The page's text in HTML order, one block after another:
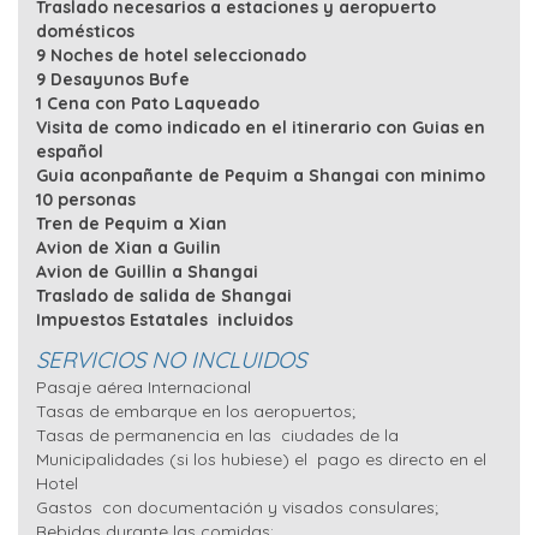
Traslado necesarios a estaciones y aeropuerto
domésticos
9 Noches de hotel seleccionado
9 Desayunos Bufe
1 Cena con Pato Laqueado
Visita de como indicado en el itinerario con Guias en
español
Guia aconpañante de Pequim a Shangai con minimo
10 personas
Tren de Pequim a Xian
Avion de Xian a Guilin
Avion de Guillin a Shangai
Traslado de salida de Shangai
Impuestos Estatales incluidos
SERVICIOS NO INCLUIDOS
Pasaje aérea Internacional
Tasas de embarque en los aeropuertos;
Tasas de permanencia en las ciudades de la
Municipalidades (si los hubiese) el pago es directo en el
Hotel
Gastos con documentación y visados consulares;